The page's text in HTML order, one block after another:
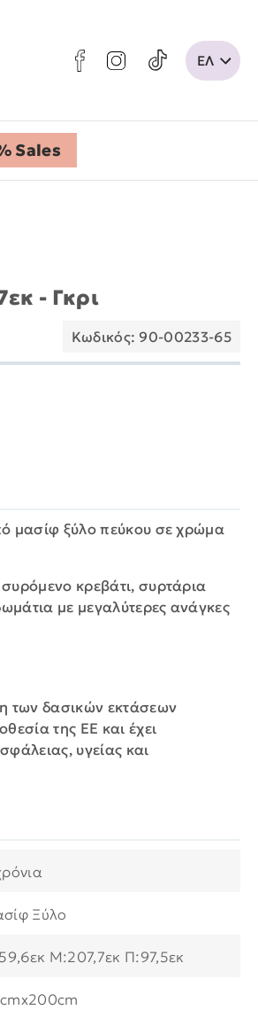
Sales
- Γκρι
Κωδικός: 90-00233-65
μασίφ ξύλο πεύκου σε χρώμα
κρεβάτι, συρτάρια
με μεγαλύτερες ανάγκες
των δασικών εκτάσεων
της ΕΕ και έχει
υγείας και
Ξύλο
Μ:207,7εκ Π:97,5εκ